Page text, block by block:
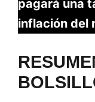
pagará una
inflación del